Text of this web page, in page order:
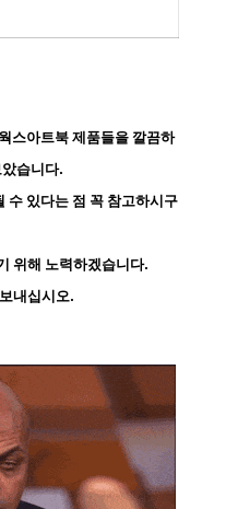
스아트북 제품들을 깔끔하
습니다.
수 있다는 점 꼭 참고하시구
위해 노력하겠습니다.
내십시오.